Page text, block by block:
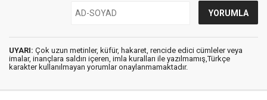
UYARI: Çok uzun metinler, küfür, hakaret, rencide edici cümleler veya
imalar, inançlara saldırı içeren, imla kuralları ile yazılmamış,Türkçe
karakter kullanılmayan yorumlar onaylanmamaktadır.